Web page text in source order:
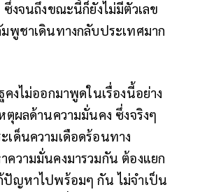
งจนถึงขณะนี้ก็ยังไม่มีตัวเลข
พูชาเดินทางกลับประเทศมาก
งไม่ออกมาพูดในเรื่องนี้อย่าง
ตุผลด้านความมั่นคง ซึ่งจริงๆ
เด็นความเดือดร้อนทาง
วามมั่นคงมารวมกัน ต้องแยก
ปัญหาไปพร้อมๆ กัน ไม่จำเป็น